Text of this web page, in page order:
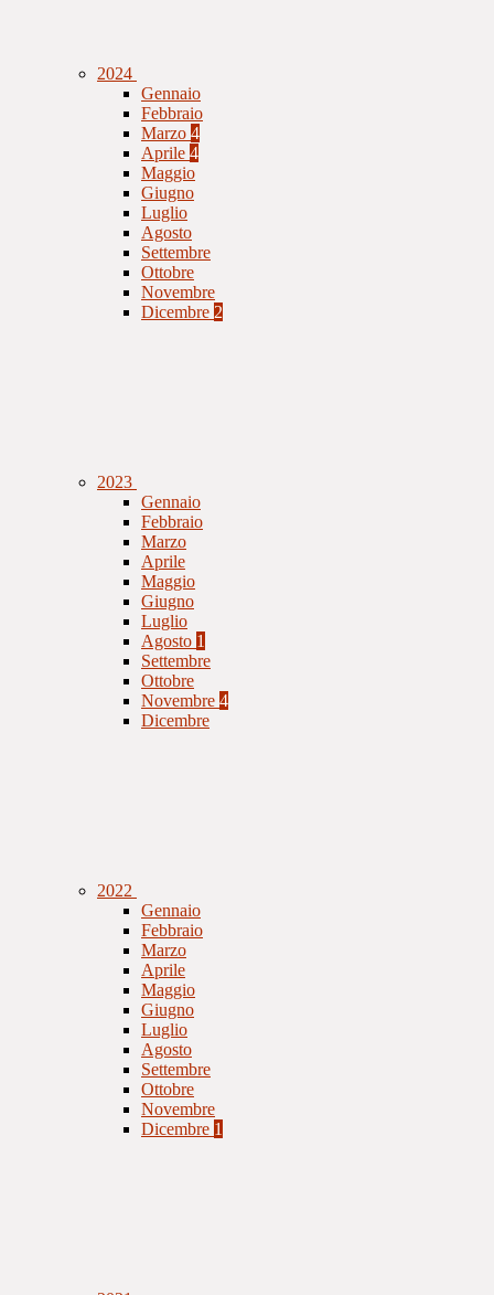
2024
Gennaio
Febbraio
Marzo 4
Aprile 4
Maggio
Giugno
Luglio
Agosto
Settembre
Ottobre
Novembre
Dicembre 2
2023
Gennaio
Febbraio
Marzo
Aprile
Maggio
Giugno
Luglio
Agosto 1
Settembre
Ottobre
Novembre 4
Dicembre
2022
Gennaio
Febbraio
Marzo
Aprile
Maggio
Giugno
Luglio
Agosto
Settembre
Ottobre
Novembre
Dicembre 1